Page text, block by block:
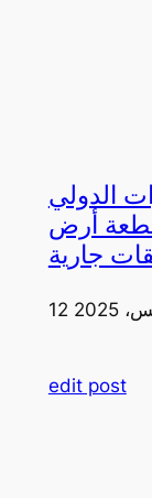
الدولي
أرض
جارية
2025
edit post